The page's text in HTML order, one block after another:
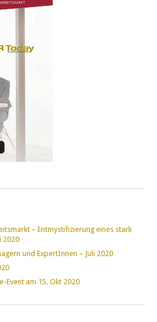
– Entmystifizierung eines stark
2020
und ExpertInnen – Juli 2020
Event am 15. Okt 2020